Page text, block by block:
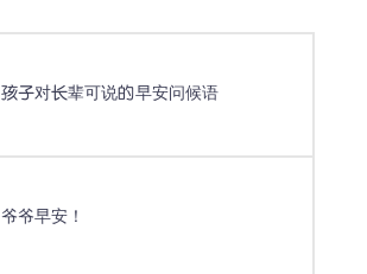
孩子对长辈可说的早安问候语
爷爷早安！